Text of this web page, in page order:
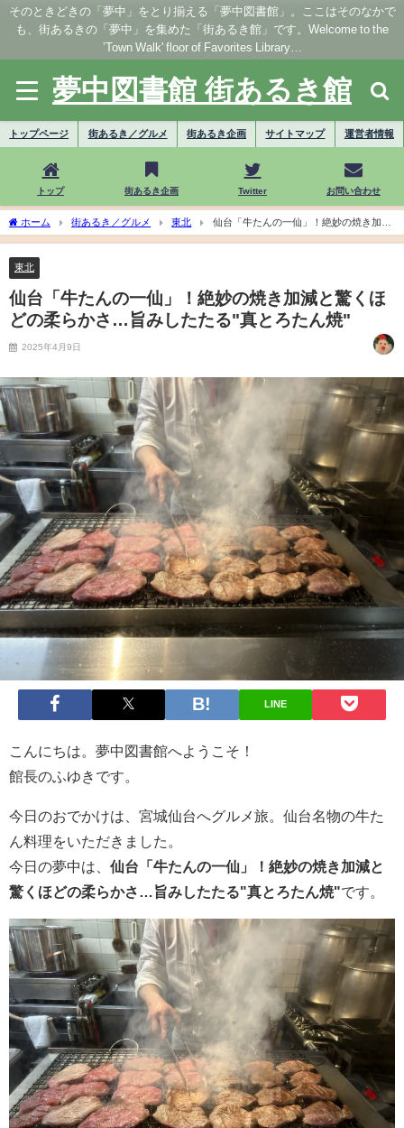
そのときどきの「夢中」をとり揃える「夢中図書館」。ここはそのなかで
も、街あるきの「夢中」を集めた「街あるき館」です。Welcome to the
’Town Walk' floor of Favorites Library…
夢中図書館 街あるき館
トップページ 街あるき／グルメ 街あるき企画 サイトマップ 運営者情報
トップ 街あるき企画 Twitter お問い合わせ
ホーム 街あるき／グルメ 東北
仙台「牛たんの一仙」！絶妙の焼き加減
と驚くほどの柔らかさ…旨みしたたる"真とろたん焼"
東北
仙台「牛たんの一仙」！絶妙の焼き加減と驚くほ
どの柔らかさ…旨みしたたる"真とろたん焼"
2025年4月9日
LINE
こんにちは。夢中図書館へようこそ！
館長のふゆきです。
今日のおでかけは、宮城仙台へグルメ旅。仙台名物の牛た
ん料理をいただきました。
今日の夢中は、 仙台「牛たんの一仙」！絶妙の焼き加減と
驚くほどの柔らかさ…旨みしたたる"真とろたん焼"です。